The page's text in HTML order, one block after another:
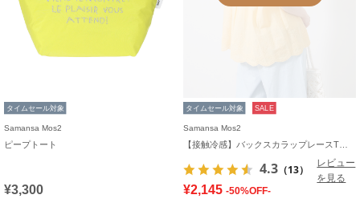
タイムセール対象
Samansa Mos2
ピープトート
¥3,300
タイムセール対象 SALE
Samansa Mos2
4.3 （13）
レビュー
を見る
¥2,145 -50%OFF-